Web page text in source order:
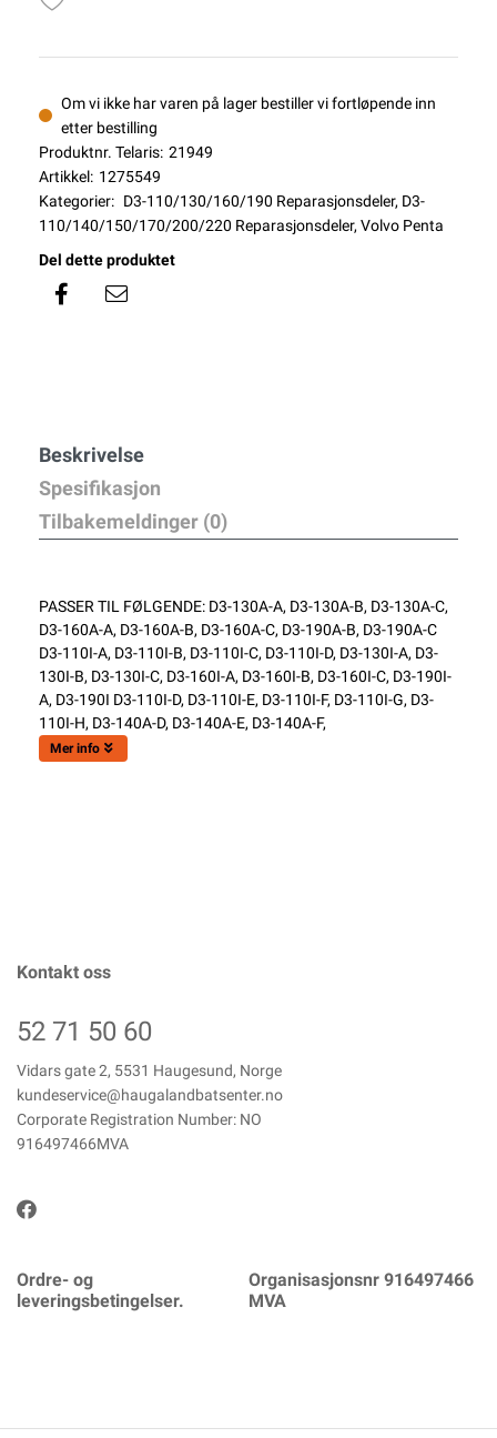
Om vi ikke har varen på lager bestiller vi fortløpende inn
etter bestilling
Produktnr. Telaris: 21949
Artikkel: 1275549
Kategorier: D3-110/130/160/190 Reparasjonsdeler, D3-
110/140/150/170/200/220 Reparasjonsdeler, Volvo Penta
Del dette produktet
Beskrivelse
Spesifikasjon
Tilbakemeldinger (0)
PASSER TIL FØLGENDE: D3-130A-A, D3-130A-B, D3-130A-C,
D3-160A-A, D3-160A-B, D3-160A-C, D3-190A-B, D3-190A-C
D3-110I-A, D3-110I-B, D3-110I-C, D3-110I-D, D3-130I-A, D3-
130I-B, D3-130I-C, D3-160I-A, D3-160I-B, D3-160I-C, D3-190I-
A, D3-190I D3-110I-D, D3-110I-E, D3-110I-F, D3-110I-G, D3-
110I-H, D3-140A-D, D3-140A-E, D3-140A-F,
Mer info
Kontakt oss
52 71 50 60
Vidars gate 2, 5531 Haugesund, Norge
kundeservice@haugalandbatsenter.no
Corporate Registration Number: NO
916497466MVA
Ordre- og
leveringsbetingelser.
Organisasjonsnr 916497466
MVA